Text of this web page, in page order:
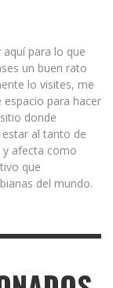
para lo que
un buen rato
lo visites, me
espacio para hacer
donde
al tanto de
afecta como
que
del mundo.